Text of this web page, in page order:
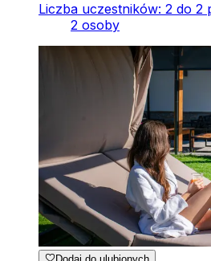
Liczba uczestników: 2 do 2
2 osoby